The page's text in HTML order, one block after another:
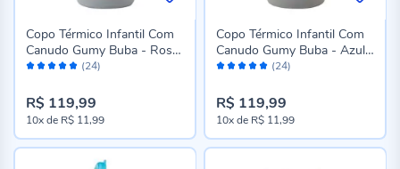
Avaliação: (24)
Copo Térmico Infantil Com
Canudo Gumy Buba - Rosa
Claro
R$ 119,99
10xde R$ 11,99
Avaliação: (24)
Copo Térmico Infantil Com
Canudo Gumy Buba - Azul
Claro
R$ 119,99
10xde R$ 11,99